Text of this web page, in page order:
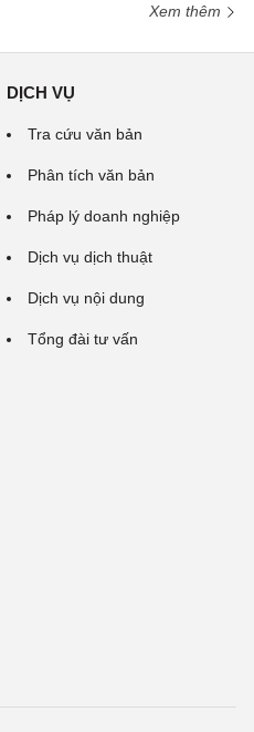
Xem thêm
DỊCH VỤ
Tra cứu văn bản
Phân tích văn bản
Pháp lý doanh nghiệp
Dịch vụ dịch thuật
Dịch vụ nội dung
Tổng đài tư vấn